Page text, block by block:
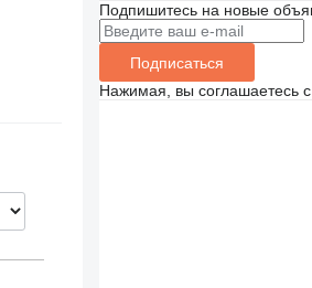
Подпишитесь на новые
Подписаться
Нажимая, вы соглашаетесь